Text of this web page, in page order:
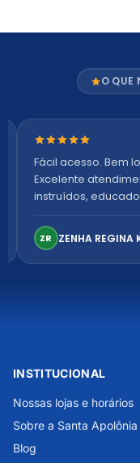
O QUE
Nota 5 de 5
Fácil acesso. Bem
Excelente
instruídos,
confortável. Perfeito!
ZR ZENHA REGINA
INSTITUCIONAL
Nossas lojas e horários
Sobre a Santa Apolônia
Blog